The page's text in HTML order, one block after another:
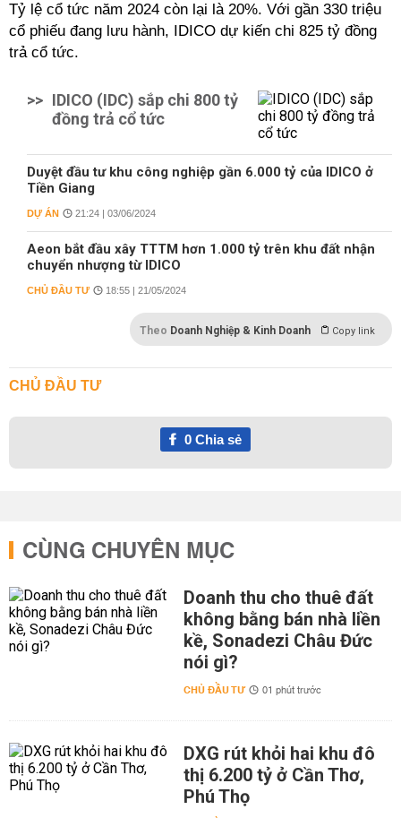
Tỷ lệ cổ tức năm 2024 còn lại là 20%. Với gần 330 triệu
cổ phiếu đang lưu hành, IDICO dự kiến chi 825 tỷ đồng
trả cổ tức.
>> IDICO (IDC) sắp chi 800 tỷ
đồng trả cổ tức
Duyệt đầu tư khu công nghiệp gần 6.000 tỷ của IDICO ở
Tiền Giang
DỰ ÁN 21:24 | 03/06/2024
Aeon bắt đầu xây TTTM hơn 1.000 tỷ trên khu đất nhận
chuyển nhượng từ IDICO
CHỦ ĐẦU TƯ 18:55 | 21/05/2024
Theo Doanh Nghiệp & Kinh Doanh Copy link
CHỦ ĐẦU TƯ
0Chia sẻ
CÙNG CHUYÊN MỤC
Doanh thu cho thuê đất
không bằng bán nhà liền
kề, Sonadezi Châu Đức
nói gì?
CHỦ ĐẦU TƯ 01 phút trước
DXG rút khỏi hai khu đô
thị 6.200 tỷ ở Cần Thơ,
Phú Thọ